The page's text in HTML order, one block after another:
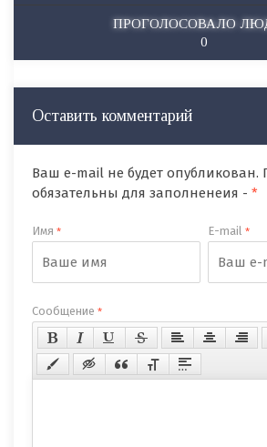
ПРОГОЛОСОВАЛО
0
Оставить комментарий
Ваш e-mail не будет опубликован.
обязательны для заполненеия - *
Имя * E-mail*
Сообщение *